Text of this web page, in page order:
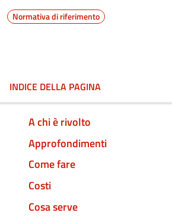
Normativa di riferimento
INDICE DELLA PAGINA
A chi è rivolto
Approfondimenti
Come fare
Costi
Cosa serve